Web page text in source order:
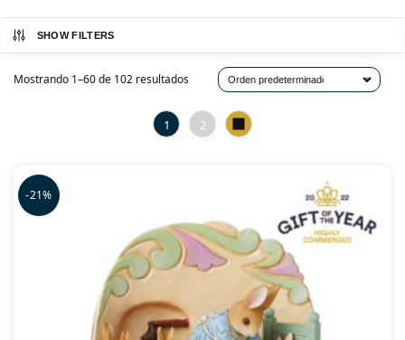
SHOW FILTERS
Mostrando 1–60 de 102 resultados
1 2
-21%